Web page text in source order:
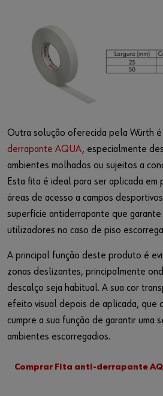
Outra solução oferecida pela Würth é
derrapante AQUA, especialmente
ambientes molhados ou sujeitos a
Esta fita é ideal para ser aplicada em
áreas de acesso a campos
superfície antiderrapante que garante
utilizadores no caso de piso
A principal função deste produto é
zonas deslizantes, principalmente
descalço seja habitual. A sua cor
efeito visual depois de aplicada, que
cumpre a sua função de garantir uma
ambientes escorregadios.
Comprar Fita anti-derrapante